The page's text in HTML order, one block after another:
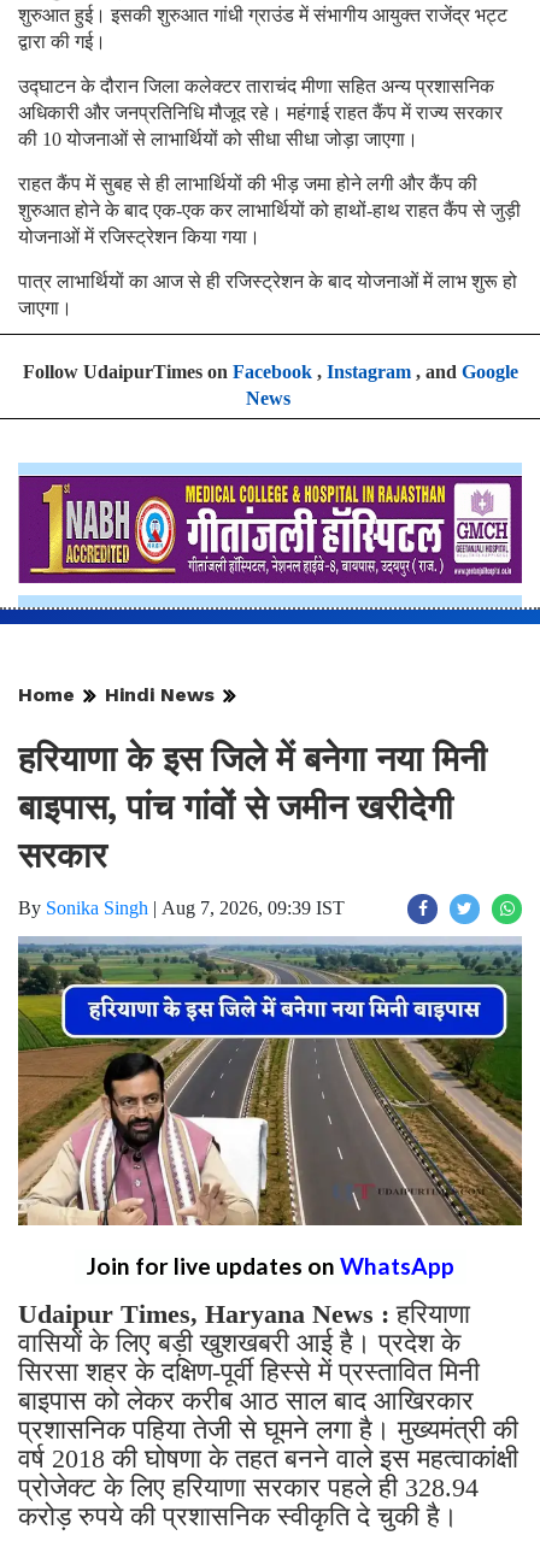
शुरुआत हुई। इसकी शुरुआत गांधी ग्राउंड में संभागीय आयुक्त राजेंद्र भट्ट
द्वारा की गई।
उद्घाटन के दौरान जिला कलेक्टर ताराचंद मीणा सहित अन्य प्रशासनिक
अधिकारी और जनप्रतिनिधि मौजूद रहे। महंगाई राहत कैंप में राज्य सरकार
की 10 योजनाओं से लाभार्थियों को सीधा सीधा जोड़ा जाएगा।
राहत कैंप में सुबह से ही लाभार्थियों की भीड़ जमा होने लगी और कैंप की
शुरुआत होने के बाद एक-एक कर लाभार्थियों को हाथों-हाथ राहत कैंप से जुड़ी
योजनाओं में रजिस्ट्रेशन किया गया।
पात्र लाभार्थियों का आज से ही रजिस्ट्रेशन के बाद योजनाओं में लाभ शुरू हो
जाएगा।
Follow UdaipurTimes on Facebook, Instagram, and Google
News
Home Hindi News
हरियाणा के इस जिले में बनेगा नया मिनी
बाइपास, पांच गांवों से जमीन खरीदेगी
सरकार
By Sonika Singh | Aug 7, 2026, 09:39 IST
Join for live updates on WhatsApp
Udaipur Times, Haryana News :हरियाणा
वासियों के लिए बड़ी खुशखबरी आई है। प्रदेश के
सिरसा शहर के दक्षिण-पूर्वी हिस्से में प्रस्तावित मिनी
बाइपास को लेकर करीब आठ साल बाद आखिरकार
प्रशासनिक पहिया तेजी से घूमने लगा है। मुख्यमंत्री की
वर्ष 2018 की घोषणा के तहत बनने वाले इस महत्वाकांक्षी
प्रोजेक्ट के लिए हरियाणा सरकार पहले ही 328.94
करोड़ रुपये की प्रशासनिक स्वीकृति दे चुकी है।